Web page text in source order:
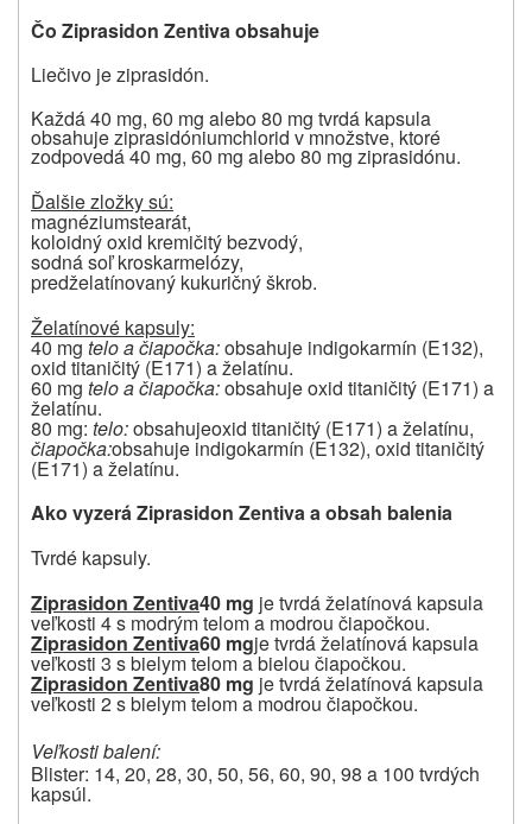
Čo Ziprasidon Zentivaobsahuje
Liečivo je ziprasidón.
Každá 40 mg, 60 mg alebo 80 mg tvrdá kapsula
obsahuje ziprasidóniumchlorid v množstve, ktoré
zodpovedá 40 mg, 60 mg alebo 80 mg ziprasidónu.
Ďalšie zložky sú:
magnéziumstearát,
koloidný oxid kremičitý bezvodý,
sodná soľ kroskarmelózy,
predželatínovaný kukuričný škrob.
Želatínové kapsuly:
40 mg telo a čiapočka:obsahuje indigokarmín (E132),
oxid titaničitý (E171) a želatínu.
60 mg telo a čiapočka:obsahuje oxid titaničitý (E171) a
želatínu.
80 mg: telo:obsahujeoxid titaničitý (E171) a želatínu,
čiapočka:obsahuje indigokarmín (E132), oxid titaničitý
(E171) a želatínu.
Ako vyzeráZiprasidon Zentivaa obsah balenia
Tvrdé kapsuly.
Ziprasidon Zentiva40 mg je tvrdá želatínová kapsula
veľkosti 4 s modrým telom a modrou čiapočkou.
Ziprasidon Zentiva60 mgje tvrdá želatínová kapsula
veľkosti 3 s bielym telom a bielou čiapočkou.
Ziprasidon Zentiva80 mg je tvrdá želatínová kapsula
veľkosti 2 s bielym telom a modrou čiapočkou.
Veľkosti balení:
Blister: 14, 20, 28, 30, 50, 56, 60, 90, 98 a 100 tvrdých
kapsúl.